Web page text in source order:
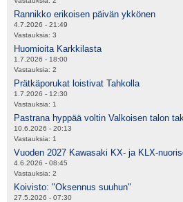
Rannikko erikoisen päivän ykkönen
4.7.2026 - 21:49
Vastauksia: 3
Huomioita Karkkilasta
1.7.2026 - 18:00
Vastauksia: 2
Prätkäporukat loistivat Tahkolla
1.7.2026 - 12:30
Vastauksia: 1
Pastrana hyppää voltin Valkoisen talon
10.6.2026 - 20:13
Vastauksia: 1
Vuoden 2027 Kawasaki KX- ja KLX-
4.6.2026 - 08:45
Vastauksia: 2
Koivisto: "Oksennus suuhun"
27.5.2026 - 07:30